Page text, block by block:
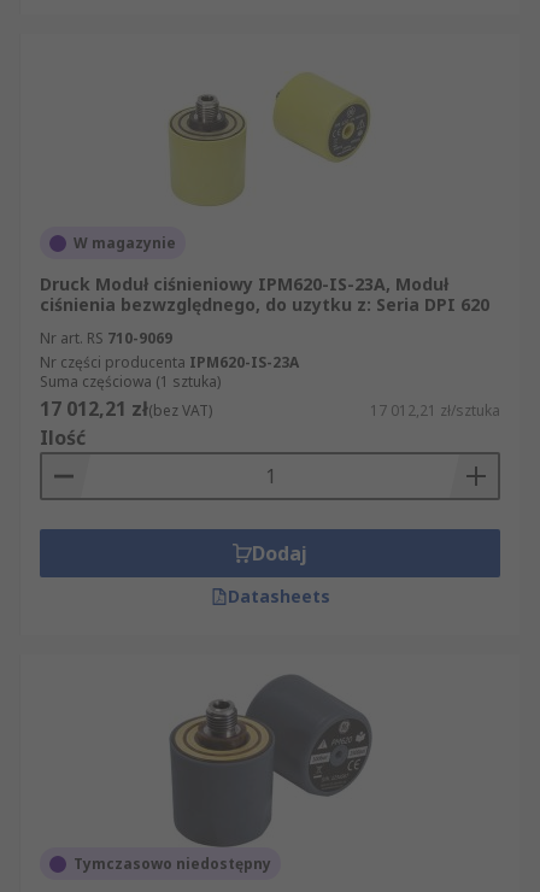
W magazynie
Druck Moduł ciśnieniowy IPM620-IS-23A, Moduł
ciśnienia bezwzględnego, do uzytku z: Seria DPI 620
Nr art. RS 710-9069
Nr części producenta IPM620-IS-23A
Suma częściowa (1 sztuka)
17 012,21 zł(bez VAT) 17 012,21 zł/sztuka
Ilość
Dodaj
Datasheets
Tymczasowo niedostępny